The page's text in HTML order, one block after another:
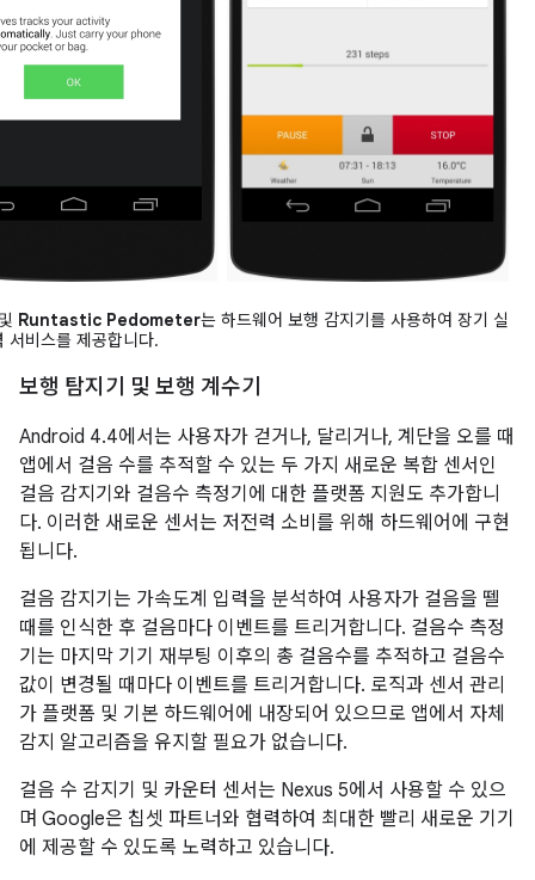
Runtastic Pedometer는 하드웨어 보행 감지기를 사용하여 장기 실
서비스를 제공합니다.
보행 탐지기 및 보행 계수기
Android 4.4에서는 사용자가 걷거나, 달리거나, 계단을 오를 때
앱에서 걸음 수를 추적할 수 있는 두 가지 새로운 복합 센서인
걸음 감지기와 걸음수 측정기에 대한 플랫폼 지원도 추가합니
다. 이러한 새로운 센서는 저전력 소비를 위해 하드웨어에 구현
됩니다.
걸음 감지기는 가속도계 입력을 분석하여 사용자가 걸음을 뗄
때를 인식한 후 걸음마다 이벤트를 트리거합니다. 걸음수 측정
기는 마지막 기기 재부팅 이후의 총 걸음수를 추적하고 걸음수
값이 변경될 때마다 이벤트를 트리거합니다. 로직과 센서 관리
가 플랫폼 및 기본 하드웨어에 내장되어 있으므로 앱에서 자체
감지 알고리즘을 유지할 필요가 없습니다.
걸음 수 감지기 및 카운터 센서는 Nexus 5에서 사용할 수 있으
며 Google은 칩셋 파트너와 협력하여 최대한 빨리 새로운 기기
에 제공할 수 있도록 노력하고 있습니다.